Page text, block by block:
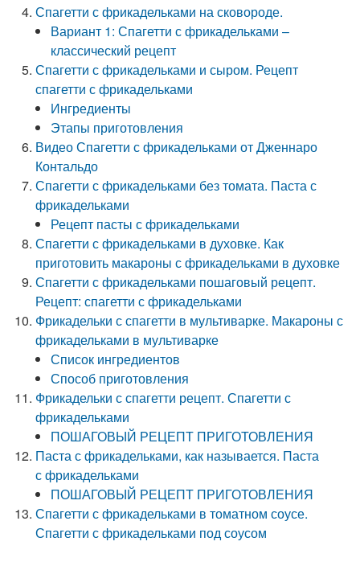
Спагетти с фрикадельками на сковороде.
Вариант 1: Спагетти с фрикадельками –
классический рецепт
Спагетти с фрикадельками и сыром. Рецепт
спагетти с фрикадельками
Ингредиенты
Этапы приготовления
Видео Спагетти с фрикадельками от Дженнаро
Контальдо
Спагетти с фрикадельками без томата. Паста с
фрикадельками
Рецепт пасты с фрикадельками
Спагетти с фрикадельками в духовке. Как
приготовить макароны с фрикадельками в духовке
Спагетти с фрикадельками пошаговый рецепт.
Рецепт: спагетти с фрикадельками
Фрикадельки с спагетти в мультиварке. Макароны с
фрикадельками в мультиварке
Список ингредиентов
Способ приготовления
Фрикадельки с спагетти рецепт. Спагетти с
фрикадельками
ПОШАГОВЫЙ РЕЦЕПТ ПРИГОТОВЛЕНИЯ
Паста с фрикадельками, как называется. Паста
с фрикадельками
ПОШАГОВЫЙ РЕЦЕПТ ПРИГОТОВЛЕНИЯ
Спагетти с фрикадельками в томатном соусе.
Спагетти с фрикадельками под соусом